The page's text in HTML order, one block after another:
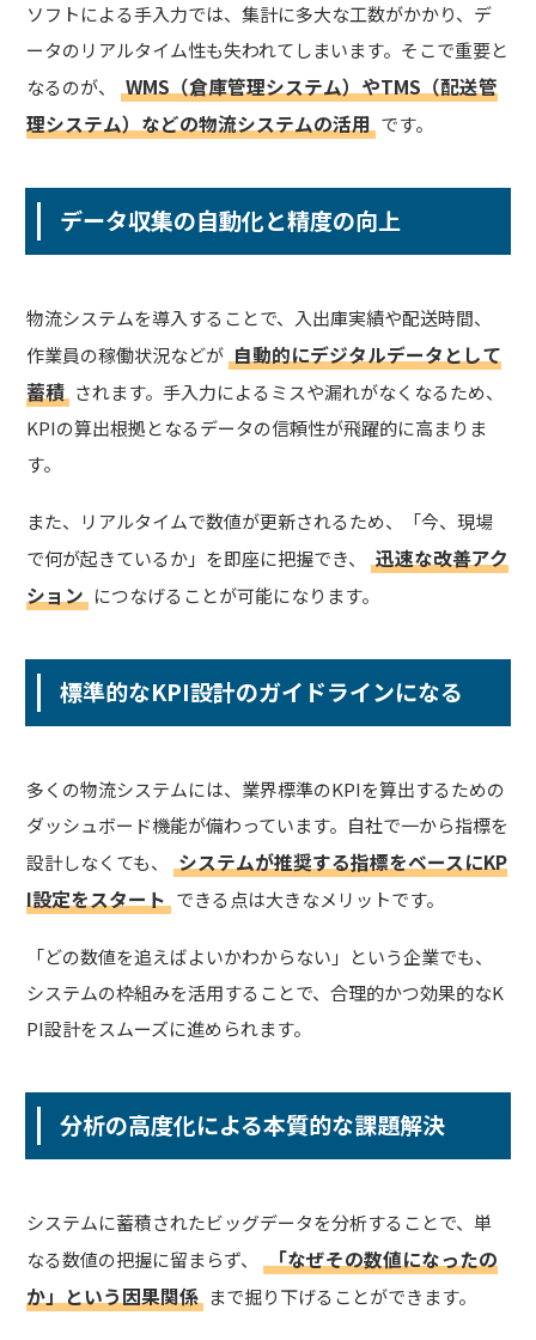
ソフトによる手入力では、集計に多大な工数がかかり、デ
ータのリアルタイム性も失われてしまいます。そこで重要と
なるのが、
WMS（倉庫管理システム）やTMS（配送管
理システム）などの物流システムの活用 です。
データ収集の自動化と精度の向上
物流システムを導入することで、入出庫実績や配送時間、
作業員の稼働状況などが 自動的にデジタルデータとして
蓄積 されます。手入力によるミスや漏れがなくなるため、
KPIの算出根拠となるデータの信頼性が飛躍的に高まりま
す。
また、リアルタイムで数値が更新されるため、「今、現場
で何が起きているか」を即座に把握でき、
迅速な改善アク
ション につなげることが可能になります。
標準的なKPI設計のガイドラインになる
多くの物流システムには、業界標準のKPIを算出するための
ダッシュボード機能が備わっています。自社で一から指標を
設計しなくても、
システムが推奨する指標をベースにKP
I設定をスタート できる点は大きなメリットです。
「どの数値を追えばよいかわからない」という企業でも、
システムの枠組みを活用することで、合理的かつ効果的なK
PI設計をスムーズに進められます。
分析の高度化による本質的な課題解決
システムに蓄積されたビッグデータを分析することで、単
なる数値の把握に留まらず、
「なぜその数値になったの
か」という因果関係 まで掘り下げることができます。